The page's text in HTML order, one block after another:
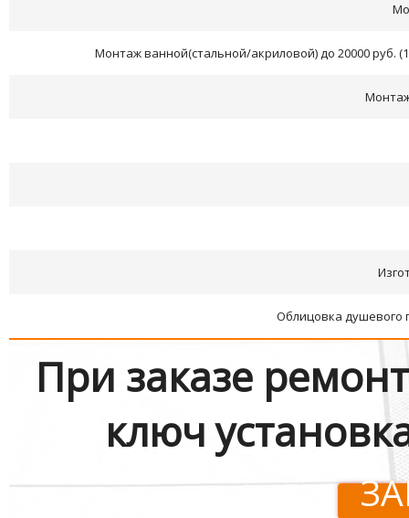
Монтаж ванной(стальной/акриловой) до 20000 руб.
Облицовка душевого
При заказе
ключ